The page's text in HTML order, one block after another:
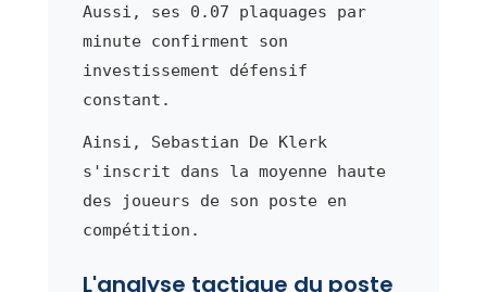
Aussi, ses 0.07 plaquages par
minute confirment son
investissement défensif
constant.
Ainsi, Sebastian De Klerk
s'inscrit dans la moyenne haute
des joueurs de son poste en
compétition.
L'analyse tactique du poste